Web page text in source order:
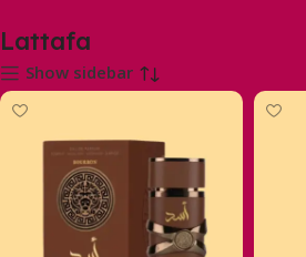
Lattafa
Show sidebar